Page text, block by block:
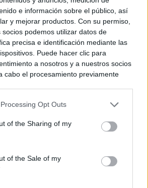
e información sobre el público, así
y mejorar productos. Con su permiso,
podemos utilizar datos de
precisa e identificación mediante las
Puede hacer clic para
a nosotros y a nuestros socios
cabo el procesamiento previamente
Tenga en cuenta que algún
pero usted tiene el derecho de
Sus preferencias se aplicarán
de nuevo en este sitio web o
de privacidad.
Opt Outs
of the Sharing of my
of the Sale of my